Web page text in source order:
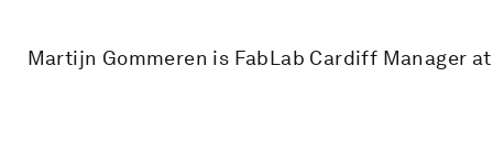
Martijn Gommeren is FabLab Cardiff Manager